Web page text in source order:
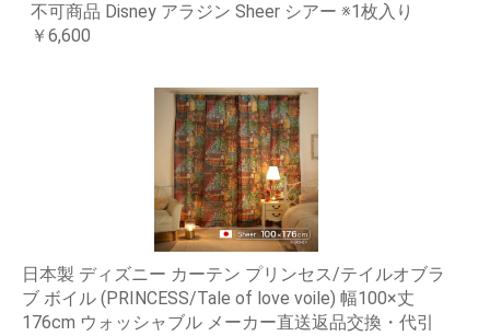
不可商品 Disney アラジン Sheer シアー ※1枚入り
￥6,600
日本製 ディズニー カーテン プリンセス/テイルオブラ
ブ ボイル (PRINCESS/Tale of love voile) 幅100×丈
176cm ウォッシャブル メーカー直送返品交換・代引